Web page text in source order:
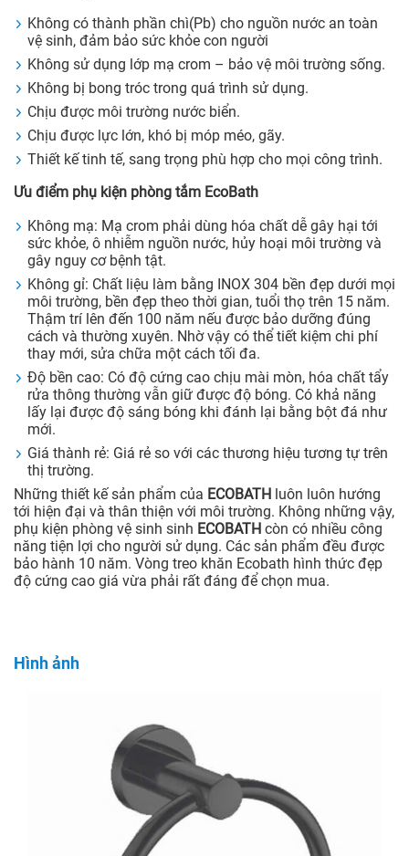
Không có thành phần chì(Pb) cho nguồn nước an toàn
vệ sinh, đảm bảo sức khỏe con người
Không sử dụng lớp mạ crom – bảo vệ môi trường sống.
Không bị bong tróc trong quá trình sử dụng.
Chịu được môi trường nước biển.
Chịu được lực lớn, khó bị móp méo, gãy.
Thiết kế tinh tế, sang trọng phù hợp cho mọi công trình.
Ưu điểm phụ kiện phòng tắm EcoBath
Không mạ: Mạ crom phải dùng hóa chất dễ gây hại tới
sức khỏe, ô nhiễm nguồn nước, hủy hoại môi trường và
gây nguy cơ bệnh tật.
Không gỉ: Chất liệu làm bằng INOX 304 bền đẹp dưới mọi
môi trường, bền đẹp theo thời gian, tuổi thọ trên 15 năm.
Thậm trí lên đến 100 năm nếu được bảo dưỡng đúng
cách và thường xuyên. Nhờ vậy có thể tiết kiệm chi phí
thay mới, sửa chữa một cách tối đa.
Độ bền cao: Có độ cứng cao chịu mài mòn, hóa chất tẩy
rửa thông thường vẫn giữ được độ bóng. Có khả năng
lấy lại được độ sáng bóng khi đánh lại bằng bột đá như
mới.
Giá thành rẻ: Giá rẻ so với các thương hiệu tương tự trên
thị trường.
Những thiết kế sản phẩm của ECOBATH luôn luôn hướng
tới hiện đại và thân thiện với môi trường. Không những vậy,
phụ kiện phòng vệ sinh sinh ECOBATH còn có nhiều công
năng tiện lợi cho người sử dụng. Các sản phẩm đều được
bảo hành 10 năm. Vòng treo khăn Ecobath hình thức đẹp
độ cứng cao giá vừa phải rất đáng để chọn mua.
Hình ảnh